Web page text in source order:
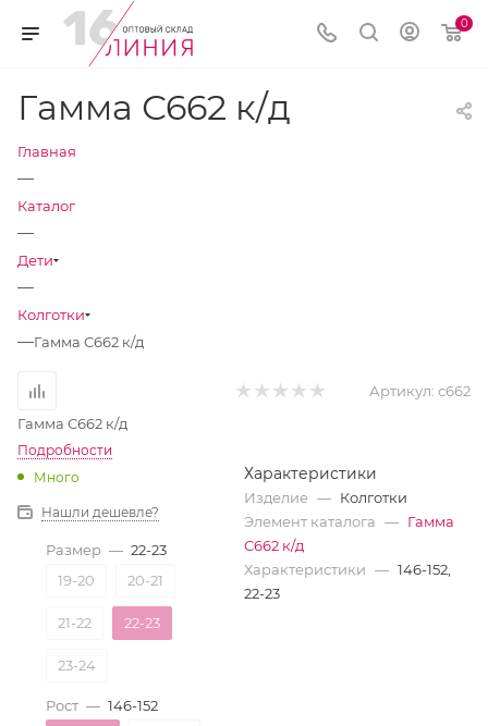
0
Гамма С662 к/д
Главная
—
Каталог
—
Дети
—
Колготки
—Гамма С662 к/д
Артикул: с662
Гамма С662 к/д
Подробности
Много
Нашли дешевле?
Размер — 22-23
19-20
20-21
21-22 22-23
23-24
Рост — 146-152
Характеристики
Изделие — Колготки
Элемент каталога — Гамма
С662 к/д
Характеристики — 146-152,
22-23